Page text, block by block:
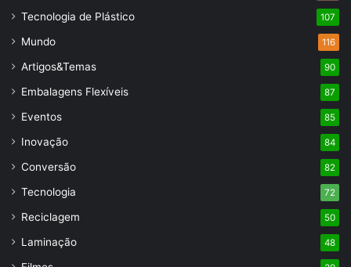
Tecnologia de Plástico 107
Mundo 116
Artigos&Temas 90
Embalagens Flexíveis 87
Eventos 85
Inovação 84
Conversão 82
Tecnologia 72
Reciclagem 50
Laminação 48